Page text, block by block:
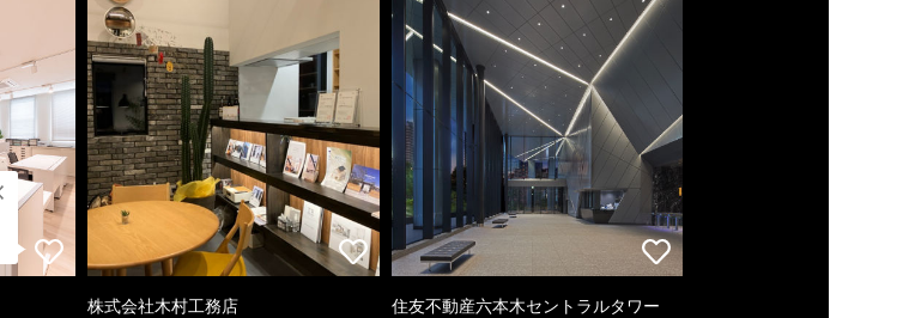
株式会社木村工務店 住友不動産六本木セントラルタワー